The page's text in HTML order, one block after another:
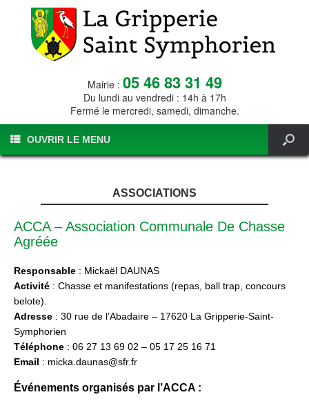
Mairie : 05 46 83 31 49
Du lundi au vendredi : 14h à 17h
Fermé le mercredi, samedi, dimanche.
OUVRIR LE MENU
ASSOCIATIONS
ACCA – Association Communale De Chasse
Agréée
Responsable : Mickaël DAUNAS
Activité : Chasse et manifestations (repas, ball trap, concours
belote).
Adresse : 30 rue de l’Abadaire – 17620 La Gripperie-Saint-
Symphorien
Téléphone : 06 27 13 69 02 – 05 17 25 16 71
Email : micka.daunas@sfr.fr
Événements organisés par l’ACCA :